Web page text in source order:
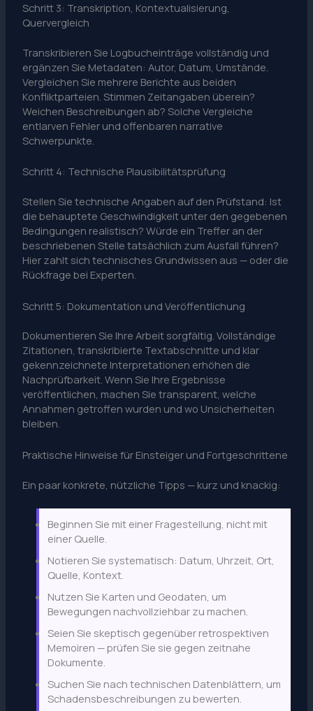
Schritt 3: Transkription, Kontextualisierung,
Quervergleich
Transkribieren Sie Logbucheinträge vollständig und
ergänzen Sie Metadaten: Autor, Datum, Umstände.
Vergleichen Sie mehrere Berichte aus beiden
Konfliktparteien. Stimmen Zeitangaben überein?
Weichen Beschreibungen ab? Solche Vergleiche
entlarven Fehler und offenbaren narrative
Schwerpunkte.
Schritt 4: Technische Plausibilitätsprüfung
Stellen Sie technische Angaben auf den Prüfstand: Ist
die behauptete Geschwindigkeit unter den gegebenen
Bedingungen realistisch? Würde ein Treffer an der
beschriebenen Stelle tatsächlich zum Ausfall führen?
Hier zahlt sich technisches Grundwissen aus — oder die
Rückfrage bei Experten.
Schritt 5: Dokumentation und Veröffentlichung
Dokumentieren Sie Ihre Arbeit sorgfältig. Vollständige
Zitationen, transkribierte Textabschnitte und klar
gekennzeichnete Interpretationen erhöhen die
Nachprüfbarkeit. Wenn Sie Ihre Ergebnisse
veröffentlichen, machen Sie transparent, welche
Annahmen getroffen wurden und wo Unsicherheiten
bleiben.
Praktische Hinweise für Einsteiger und Fortgeschrittene
Ein paar konkrete, nützliche Tipps — kurz und knackig:
Beginnen Sie mit einer Fragestellung, nicht mit
einer Quelle.
Notieren Sie systematisch: Datum, Uhrzeit, Ort,
Quelle, Kontext.
Nutzen Sie Karten und Geodaten, um
Bewegungen nachvollziehbar zu machen.
Seien Sie skeptisch gegenüber retrospektiven
Memoiren — prüfen Sie sie gegen zeitnahe
Dokumente.
Suchen Sie nach technischen Datenblättern, um
Schadensbeschreibungen zu bewerten.